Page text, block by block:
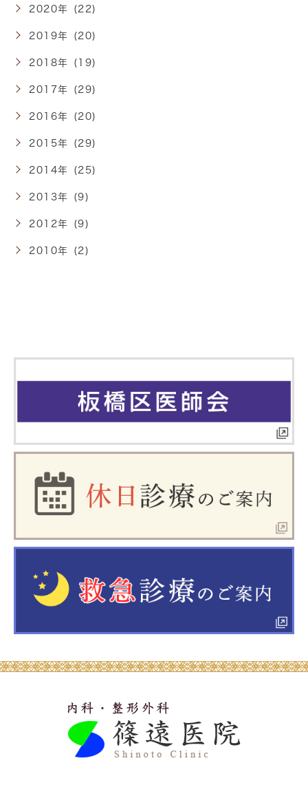
2020年 (22)
2019年 (20)
2018年 (19)
2017年 (29)
2016年 (20)
2015年 (29)
2014年 (25)
2013年 (9)
2012年 (9)
2010年 (2)